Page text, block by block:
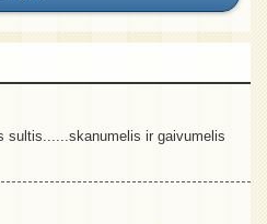
sultis......skanumelis ir gaivumelis